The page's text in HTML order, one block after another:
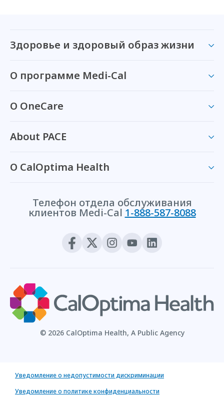
Здоровье и здоровый образ жизни
О программе Medi-Cal
О OneCare
About PACE
О CalOptima Health
Телефон отдела обслуживания
клиентов Medi-Cal 1-888-587-8088
© 2026 CalOptima Health, A Public Agency
Уведомление о недопустимости дискриминации
Уведомление о политике конфиденциальности